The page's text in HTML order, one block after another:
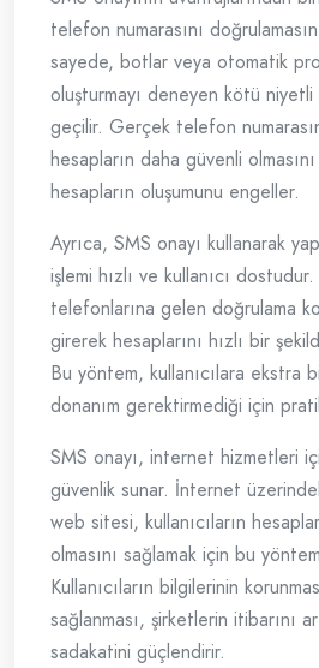
telefon numarasını
sayede, botlar veya otomatik
oluşturmayı deneyen kötü niyetli
geçilir. Gerçek telefon
hesapların daha güvenli
hesapların oluşumunu engeller.
Ayrıca, SMS onayı kullanarak
işlemi hızlı ve kullanıcı
telefonlarına gelen doğrulama
girerek hesaplarını hızlı bir
Bu yöntem, kullanıcılara ekstra
donanım gerektirmediği için
SMS onayı, internet hizmetleri
güvenlik sunar. İnternet
web sitesi, kullanıcıların
olmasını sağlamak için bu
Kullanıcıların bilgilerinin
sağlanması, şirketlerin itibarını
sadakatini güçlendirir.